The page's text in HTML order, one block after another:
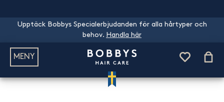
Upptäck Bobbys Specialerbjudanden för alla hårtyper och
behov. Handla här
MENY